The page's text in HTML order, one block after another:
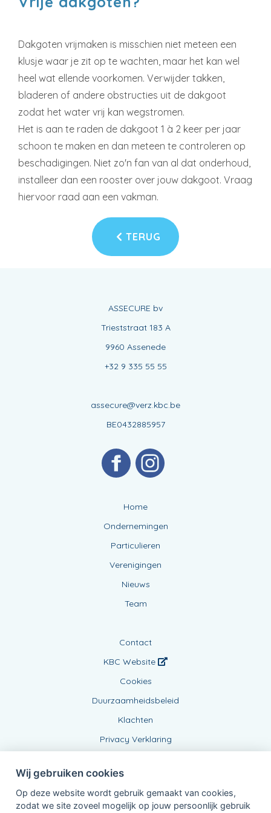
Dakgoten vrijmaken is misschien niet meteen een
klusje waar je zit op te wachten, maar het kan wel
heel wat ellende voorkomen. Verwijder takken,
bladeren of andere obstructies uit de dakgoot
zodat het water vrij kan wegstromen.
Het is aan te raden de dakgoot 1 à 2 keer per jaar
schoon te maken en dan meteen te controleren op
beschadigingen. Niet zo'n fan van al dat onderhoud,
installeer dan een rooster over jouw dakgoot. Vraag
hiervoor raad aan een vakman.
TERUG
ASSECURE bv
Trieststraat 183 A
9960 Assenede
+32 9 335 55 55
assecure@verz.kbc.be
BE0432885957
Home
Ondernemingen
Particulieren
Verenigingen
Nieuws
Team
Contact
KBC Website
Cookies
Duurzaamheidsbeleid
Klachten
Privacy Verklaring
Wij gebruiken cookies
Op deze website wordt gebruik gemaakt van cookies,
zodat we site zoveel mogelijk op jouw persoonlijk gebruik